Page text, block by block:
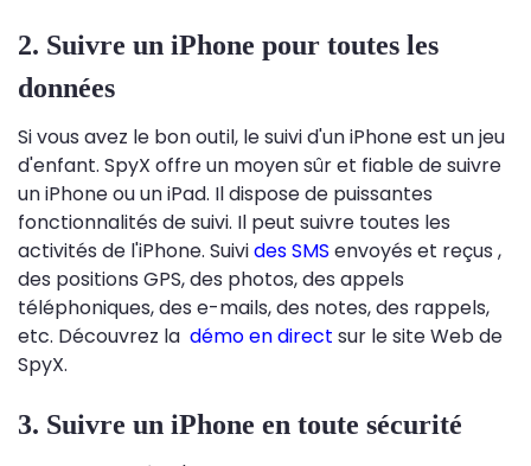
2. Suivre un iPhone pour toutes les
données
Si vous avez le bon outil, le suivi d'un iPhone est un jeu
d'enfant. SpyX offre un moyen sûr et fiable de suivre
un iPhone ou un iPad. Il dispose de puissantes
fonctionnalités de suivi. Il peut suivre toutes les
activités de l'iPhone. Suivides SMS envoyés et reçus ,
des positions GPS, des photos, des appels
téléphoniques, des e-mails, des notes, des rappels,
etc. Découvrez la démo en direct sur le site Web de
SpyX.
3. Suivre un iPhone en toute sécurité